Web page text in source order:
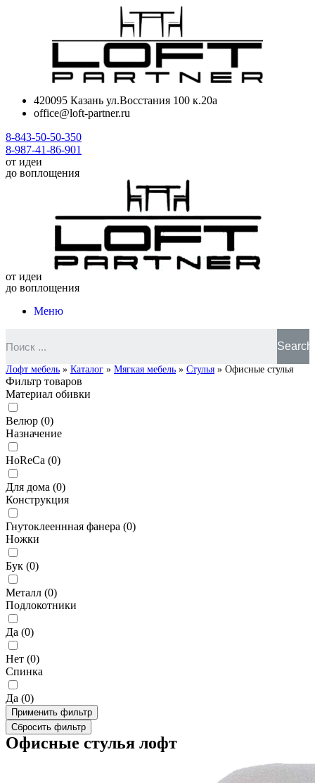
420095 Казань ул.Восстания 100 к.20а
office@loft-partner.ru
8-843-50-50-350
8-987-41-86-901
от идеи
до воплощения
от идеи
до воплощения
Меню
Search
Лофт мебель » Каталог » Мягкая мебель » Стулья » Офисные стулья
Фильтр товаров
Материал обивки
Велюр (0)
Назначение
HoReCa (0)
Для дома (0)
Конструкция
Гнутоклееннная фанера (0)
Ножки
Бук (0)
Металл (0)
Подлокотники
Да (0)
Нет (0)
Спинка
Да (0)
Применить фильтр
Сбросить фильтр
Офисные стулья лофт